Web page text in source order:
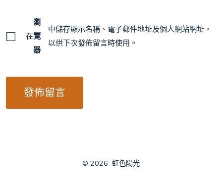
在
瀏
覽
器
中儲存顯示名稱、電子郵件地址及個人網站網址，
以供下次發佈留言時使用。
© 2026 虹色陽光